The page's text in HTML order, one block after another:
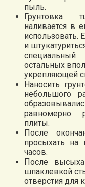
пыль.
Грунтовка
наливается в
использовать.
и
остальных
укрепляющей
Наносить
небольшого
равномерно
плиты.
После
просыхать
часов.
После
шпаклевкой
отверстия для